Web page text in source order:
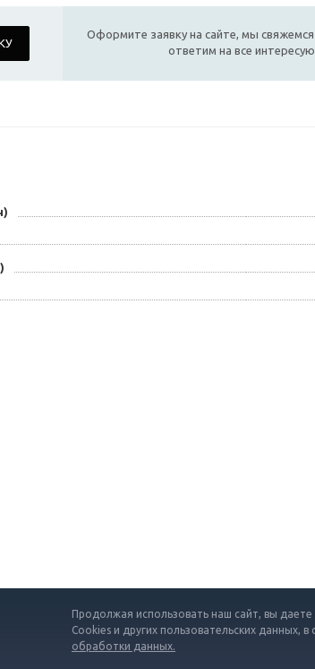
Оформите заявку на сайте, мы
ответим на все
Продолжая использовать наш сайт, вы
Cookies и других пользовательских данных, в
обработки данных.